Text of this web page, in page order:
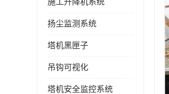
施工升降机系统
扬尘监测系统
塔机黑匣子
吊钩可视化
塔机安全监控系统